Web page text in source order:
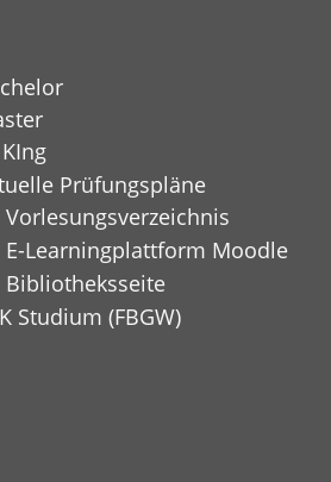
KIng
Prüfungspläne
Vorlesungsverzeichnis
E-Learningplattform Moodle
Bibliotheksseite
Studium (FBGW)